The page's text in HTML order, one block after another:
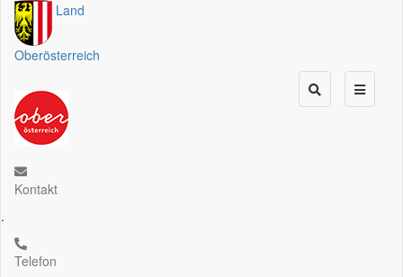
Land
Oberösterreich
Kontakt
.
Telefon